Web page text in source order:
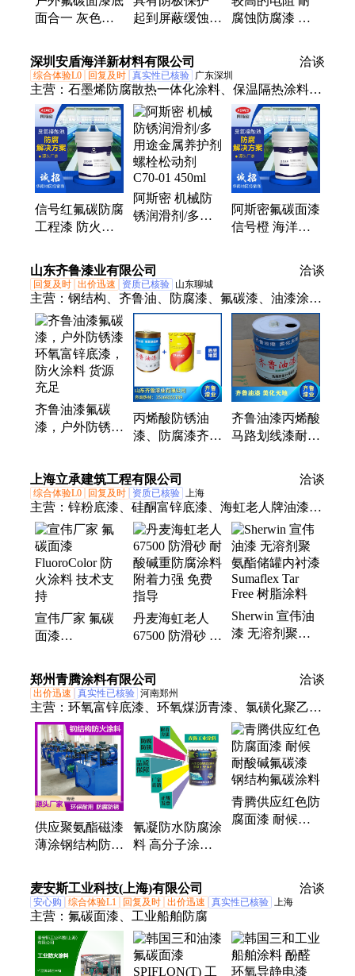
面合一 灰色钢
防火涂料工业水
性环保漆
起到屏蔽缓蚀作
富锌底漆
腐蚀防腐漆 碳
钛纳米重防腐涂
料
深圳安盾海洋新材料有限公司 洽谈
综合体验L0 回复及时 真实性已核验 广东深圳
主营： 石墨烯防腐散热一体化涂料、保温隔热涂料、
防污闪涂料 PRTV、安盾护甲材料、安盾可剥离护甲
信号红氟碳防腐
工程漆 防火涂
保漆 阿斯密涂
料品牌
阿斯密 机械防
锈润滑剂/多用
C70-01 450ml
阿斯密氟碳面漆
信号橙 海洋桥
高耐候抗老化
山东齐鲁漆业有限公司 洽谈
回复及时 出价迅速 资质已核验 山东聊城
主营： 钢结构、齐鲁油、防腐漆、氟碳漆、油漆涂
料、防锈涂料、地坪涂料、沥青漆、环氧漆、丙烯
酸、地坪漆、聚氨酯、醇酸漆、防锈漆、木器漆、水
性漆、防腐油漆、云铁中间、醇溶富锌、富锌底漆、
马路标志、环氧油漆、油漆醇酸、防锈油漆、封闭底
漆
齐鲁油漆氟碳
漆，户外防锈漆
充足
丙烯酸防锈油
漆、防腐漆齐鲁
源充足
齐鲁油漆丙烯酸
马路划线漆耐磨
上海立承建筑工程有限公司 洽谈
综合体验L0 回复及时 资质已核验 上海
主营： 锌粉底漆、硅酮富锌底漆、海虹老人牌油漆、
海虹涂料、氟碳面漆、货油舱涂料、海虹老人涂料、
环氧富锌底漆、无机富锌底漆、环氧临时底漆、多用
途底漆、环氧云铁中间漆、丙烯酸面漆、聚氨酯面
漆、聚硅氧烷面漆、玻璃鳞片漆、国际油漆、集泰水
性漆、中远光西油漆、佐敦油漆、ppg油漆、酚醛环
氧漆、快干型环氧树脂漆、防污漆、车间底漆
宣伟厂家 氟碳
面漆
火涂料 技术支
持
丹麦海虹老人
67500 防滑砂 耐
附着力强 免费
指导
Sherwin 宣伟油
漆 无溶剂聚氨
Free 树脂涂料
郑州青腾涂料有限公司 洽谈
出价迅速 真实性已核验 河南郑州
主营： 环氧富锌底漆、环氧煤沥青漆、氯磺化聚乙烯
漆、氟碳漆、防火涂料、IPN8710防腐涂料、路面改
色涂料、氯化橡胶漆、丙烯酸聚氨酯漆、有机硅耐高
温漆、银粉漆、无机富锌底漆、脂肪族聚氨酯面漆、
环氧云铁中间漆、马路划线漆
供应聚氨酯磁漆
薄涂钢结构防火
碳漆 全国发货
氰凝防水防腐涂
料 高分子涂物
耐油耐酸碱
青腾供应红色防
腐面漆 耐候耐
麦安斯工业科技(上海)有限公司 洽谈
安心购 综合体验L1 回复及时 出价迅速 真实性已核验 上海
主营： 氟碳面漆、工业船舶防腐